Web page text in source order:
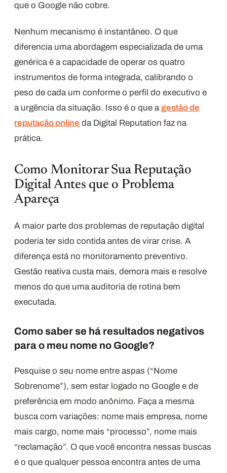
que o Google não cobre.
Nenhum mecanismo é instantâneo. O que
diferencia uma abordagem especializada de uma
genérica é a capacidade de operar os quatro
instrumentos de forma integrada, calibrando o
peso de cada um conforme o perfil do executivo e
a urgência da situação. Isso é o que agestão de
reputação online da Digital Reputation faz na
prática.
Como Monitorar Sua Reputação
Digital Antes que o Problema
Apareça
A maior parte dos problemas de reputação digital
poderia ter sido contida antes de virar crise. A
diferença está no monitoramento preventivo.
Gestão reativa custa mais, demora mais e resolve
menos do que uma auditoria de rotina bem
executada.
Como saber se há resultados negativos
para o meu nome no Google?
Pesquise o seu nome entre aspas (“Nome
Sobrenome”), sem estar logado no Google e de
preferência em modo anônimo. Faça a mesma
busca com variações: nome mais empresa, nome
mais cargo, nome mais “processo”, nome mais
“reclamação”. O que você encontra nessas buscas
é o que qualquer pessoa encontra antes de uma